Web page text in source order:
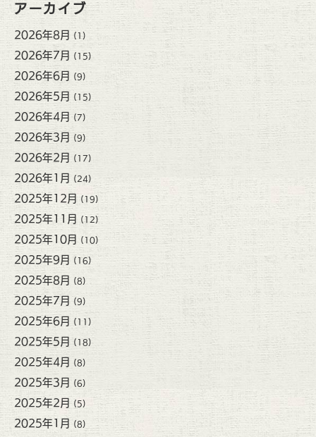
アーカイブ
2026年8月 (1)
2026年7月 (15)
2026年6月 (9)
2026年5月 (15)
2026年4月 (7)
2026年3月 (9)
2026年2月 (17)
2026年1月 (24)
2025年12月 (19)
2025年11月 (12)
2025年10月 (10)
2025年9月 (16)
2025年8月 (8)
2025年7月 (9)
2025年6月 (11)
2025年5月 (18)
2025年4月 (8)
2025年3月 (6)
2025年2月 (5)
2025年1月 (8)